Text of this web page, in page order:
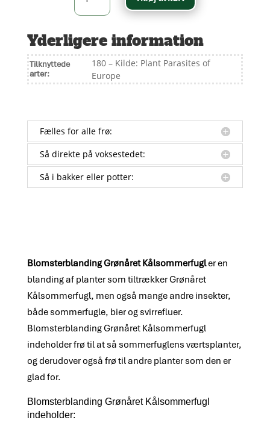
Kålsommerfugl
Yderligere information
Tilknyttede
arter:
180 – Kilde: Plant Parasites of
Europe
Fælles for alle frø:
Så direkte på voksestedet:
Så i bakker eller potter:
Blomsterblanding Grønåret Kålsommerfugler en
blanding af planter som tiltrækker Grønåret
Kålsommerfugl, men også mange andre insekter,
både sommerfugle, bier og svirrefluer.
Blomsterblanding Grønåret Kålsommerfugl
indeholder frø til at så sommerfuglens værtsplanter,
og derudover også frø til andre planter som den er
glad for.
Blomsterblanding Grønåret Kålsommerfugl
indeholder: